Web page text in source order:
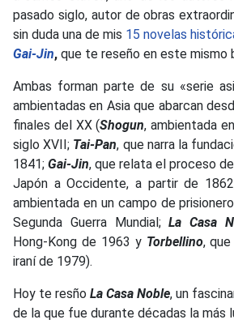
pasado siglo, autor de obras
sin duda una de mis 15 novelas
Gai-Jin, que te reseño en este mismo
Ambas forman parte de su «serie
ambientadas en Asia que abarcan
finales del XX (Shogun, ambientada
siglo XVII; Tai-Pan, que narra la
1841; Gai-Jin, que relata el proceso
Japón a Occidente, a partir de
ambientada en un campo de
Segunda Guerra Mundial;La Casa
Hong-Kong de 1963 y Torbellino,
iraní de 1979).
Hoy te resño La Casa Noble, un
de la que fue durante décadas la más